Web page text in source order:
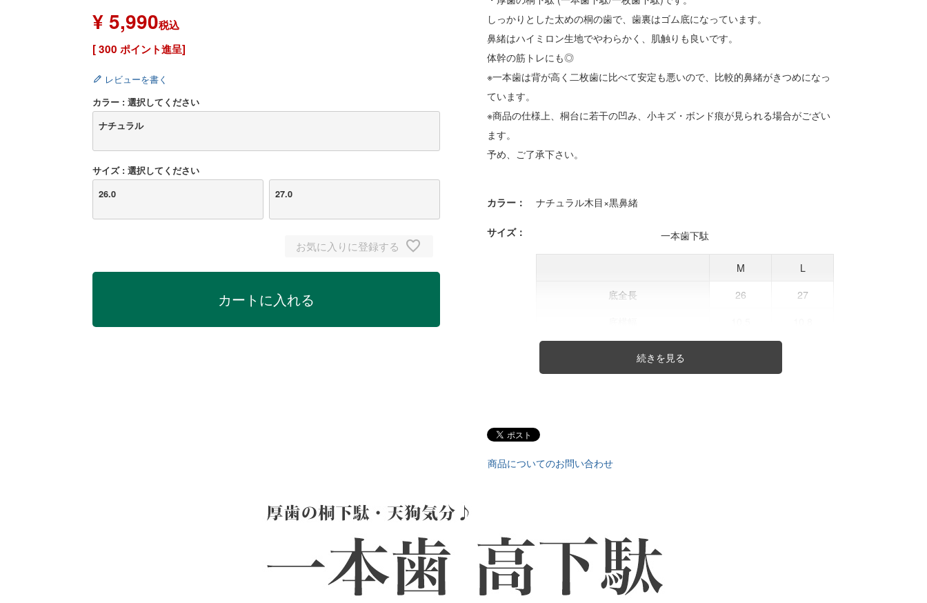
¥ 5,990税込
[ 300 ポイント進呈]
レビューを書く
カラー
選択してください
ナチュラル
サイズ
選択してください
26.0
27.0
お気に入りに登録する
カートに入れる
しっかりとした太めの桐の歯で、歯裏はゴム底になっています。
鼻緒はハイミロン生地でやわらかく、肌触りも良いです。
体幹の筋トレにも◎
※一本歯は背が高く二枚歯に比べて安定も悪いので、比較的鼻緒がきつめになっ
ています。
※商品の仕様上、桐台に若干の凹み、小キズ・ボンド痕が見られる場合がござい
ます。
予め、ご了承下さい。
カラー： ナチュラル木目×黒鼻緒
サイズ： 一本歯下駄
M
L
底全長
26
27
鼻緒からかかと
22
鼻緒：ハイミロン生地
歯底：ゴム
生産国：
商品についてのお問い合わせ